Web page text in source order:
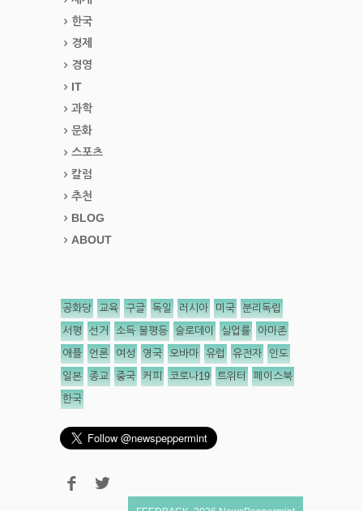
한국
경제
경영
IT
과학
문화
스포츠
칼럼
추천
BLOG
ABOUT
공화당 교육 구글 독일 러시아 미국 분리독립
서평 선거 소득 불평등 슬로데이 실업률 아마존
애플 언론 여성 영국 오바마 유럽 유전자 인도
일본 종교 중국 커피 코로나19 트위터 페이스북
한국